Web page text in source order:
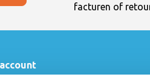
facturen of